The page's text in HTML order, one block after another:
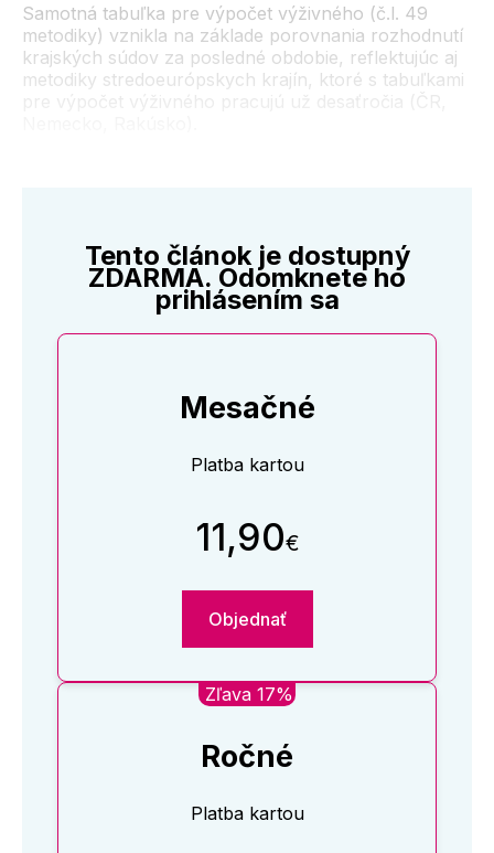
Samotná tabuľka pre výpočet výživného (č.l. 49
metodiky) vznikla na základe porovnania rozhodnutí
krajských súdov za posledné obdobie, reflektujúc aj
metodiky stredoeurópskych krajín, ktoré s tabuľkami
Tento článok je dostupný
ZDARMA. Odomknete ho
prihlásením sa
Mesačné
Platba kartou
11,90€
Objednať
Zľava 17%
Ročné
Platba kartou